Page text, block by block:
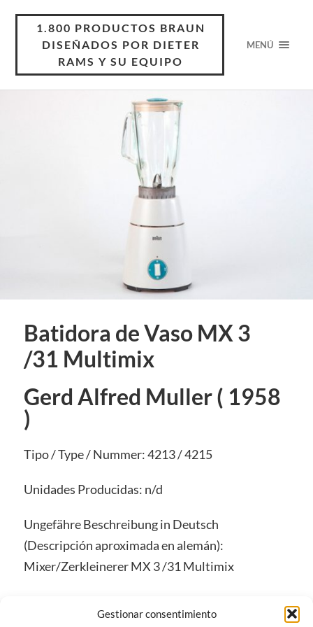
Gestionar consentimiento
1.800 PRODUCTOS BRAUN
DISEÑADOS POR DIETER
RAMS Y SU EQUIPO
MENÚ
Batidora de Vaso MX 3
/31 Multimix
Gerd Alfred Muller ( 1958
)
Tipo / Type / Nummer: 4213 / 4215
Unidades Producidas: n/d
Ungefähre Beschreibung in Deutsch
(Descripción aproximada en alemán):
Mixer/Zerkleinerer MX 3 /31 Multimix